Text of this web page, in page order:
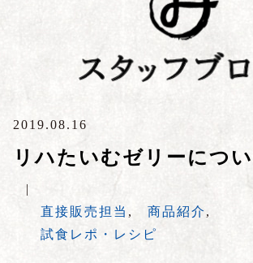
2019.08.16
リハたいむゼリーにつ
|
直接販売担当 , 商品紹介 ,
試食レポ・レシピ